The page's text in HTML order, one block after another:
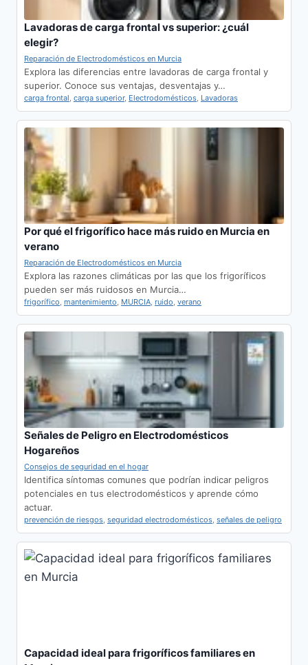
Lavadoras de carga frontal vs superior: ¿cuál
elegir?
Reparación de Electrodomésticos en Murcia
Explora las diferencias entre lavadoras de carga frontal y
superior. Conoce sus ventajas, desventajas y…
carga frontal carga superior, Electrodomésticos Lavadoras
Por qué el frigorífico hace más ruido en Murcia en
verano
Reparación de Electrodomésticos en Murcia
Explora las razones climáticas por las que los frigoríficos
pueden ser más ruidosos en Murcia…
frigorífico mantenimiento MURCIA ruido verano
Señales de Peligro en Electrodomésticos
Hogareños
Consejos de seguridad en el hogar
Identifica síntomas comunes que podrían indicar peligros
potenciales en tus electrodomésticos y aprende cómo
actuar.
prevención de riesgos seguridad electrodomésticos señales de peligro
Capacidad ideal para frigoríficos familiares en